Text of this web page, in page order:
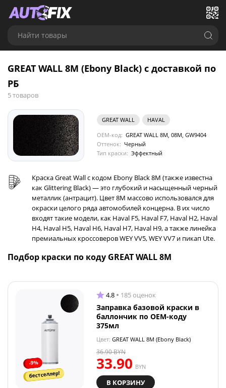
Найти товары
GREAT WALL 8M (Ebony Black) с доставкой по
РБ
5 товаров
GREAT WALL
HAVAL
OEM-код: GREAT WALL 8M, 08M, GW9404
Оттенок: Черный
Тип краски: Эффектный
Краска Great Wall с кодом Ebony Black 8M (также известна
как Glittering Black) — это глубокий и насыщенный черный
металлик (антрацит). Цвет 8M массово использовался для
окраски целого ряда автомобилей концерна. В их число
входят такие модели, как Haval F5, Haval F7, Haval H2, Haval
H4, Haval H5, Haval H6, Haval H7, Haval H9, а также линейка
премиальных кроссоверов WEY VV5, WEY VV7 и пикап Ute.
Подбор краски по коду GREAT WALL 8M
-9%
бестселлер!
4.8 185 оценок
Заправка базовой краски в
баллончик по OEM-коду
375мл
Цвет: GREAT WALL 8M (Ebony Black)
33.90 BYN
36.90BYN
В КОРЗИНУ